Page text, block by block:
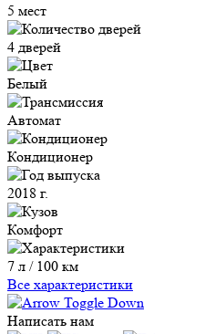
5 мест
4 дверей
Белый
Автомат
Кондиционер
2018 г.
Комфорт
7 л / 100 км
Все характеристики
Написать нам